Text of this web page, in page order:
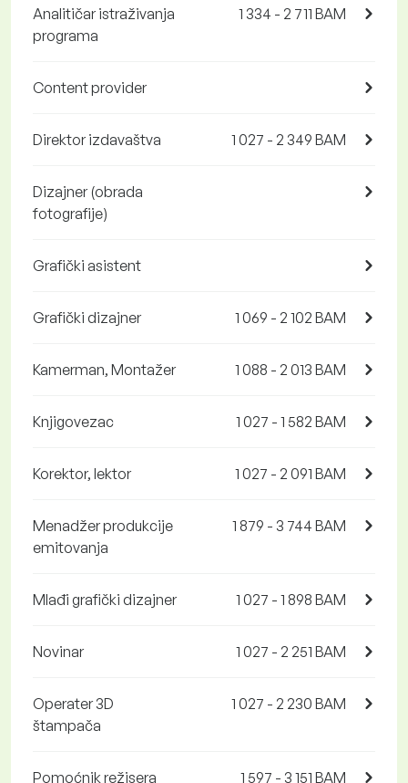
Analitičar istraživanja
programa
1 334 - 2 711 BAM
Content provider
Direktor izdavaštva 1 027 - 2 349 BAM
Dizajner (obrada
fotografije)
Grafički asistent
Grafički dizajner 1 069 - 2 102 BAM
Kamerman, Montažer 1 088 - 2 013 BAM
Knjigovezac 1 027 - 1 582 BAM
Korektor, lektor 1 027 - 2 091 BAM
Menadžer produkcije
emitovanja
1 879 - 3 744 BAM
Mlađi grafički dizajner 1 027 - 1 898 BAM
Novinar 1 027 - 2 251 BAM
Operater 3D
štampača
1 027 - 2 230 BAM
Pomoćnik režisera 1 597 - 3 151 BAM